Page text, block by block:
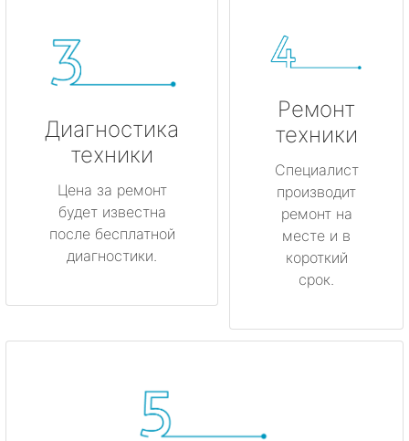
Диагностика
техники
Цена за ремонт
будет известна
после бесплатной
диагностики.
Ремонт
техники
Специалист
производит
ремонт на
месте и в
короткий
срок.